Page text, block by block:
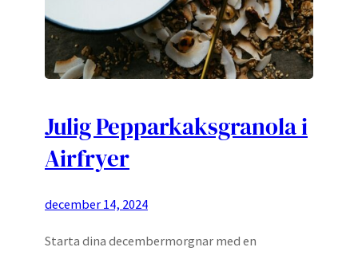
Julig Pepparkaksgranola i
Airfryer
december 14, 2024
Starta dina decembermorgnar med en